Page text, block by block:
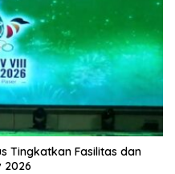
Tingkatkan Fasilitas dan
2026